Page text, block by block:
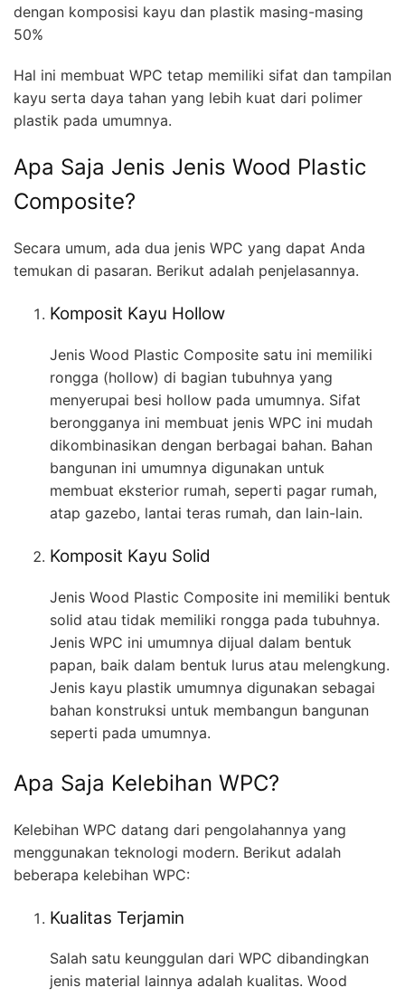
dengan komposisi kayu dan plastik masing-masing
50%
Hal ini membuat WPC tetap memiliki sifat dan tampilan
kayu serta daya tahan yang lebih kuat dari polimer
plastik pada umumnya.
Apa Saja Jenis Jenis Wood Plastic
Composite?
Secara umum, ada dua jenis WPC yang dapat Anda
temukan di pasaran. Berikut adalah penjelasannya.
Komposit Kayu Hollow
Jenis Wood Plastic Composite satu ini memiliki
rongga (hollow) di bagian tubuhnya yang
menyerupai besi hollow pada umumnya. Sifat
berongganya ini membuat jenis WPC ini mudah
dikombinasikan dengan berbagai bahan. Bahan
bangunan ini umumnya digunakan untuk
membuat eksterior rumah, seperti pagar rumah,
atap gazebo, lantai teras rumah, dan lain-lain.
Komposit Kayu Solid
Jenis Wood Plastic Composite ini memiliki bentuk
solid atau tidak memiliki rongga pada tubuhnya.
Jenis WPC ini umumnya dijual dalam bentuk
papan, baik dalam bentuk lurus atau melengkung.
Jenis kayu plastik umumnya digunakan sebagai
bahan konstruksi untuk membangun bangunan
seperti pada umumnya.
Apa Saja Kelebihan WPC?
Kelebihan WPC datang dari pengolahannya yang
menggunakan teknologi modern. Berikut adalah
beberapa kelebihan WPC:
Kualitas Terjamin
Salah satu keunggulan dari WPC dibandingkan
jenis material lainnya adalah kualitas. Wood